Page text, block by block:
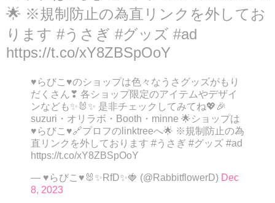
🌟 ※規制防止の為直リンクを外してお
ります #うさぎ #グッズ #ad
https://t.co/xY8ZBSpOoY
♥らびこ♥のショップは色々なうさグッズがもり
だくさん❣ 各ショップ限定のアイテムやデザイ
ンなども✨🐰✨ 是非チェックしてみてね💖🎉
suzuri・オリラボ・Booth・minne 🌟ショップは
♥らびこ♥🔗プロフのlinktreeへ🌟 ※規制防止の為
直リンクを外しております #うさぎ #グッズ #ad
https://t.co/xY8ZBSpOoY
— ♥らびこ♥🐰✨RfD✨🍓 (@RabbitflowerD) Dec
8, 2023